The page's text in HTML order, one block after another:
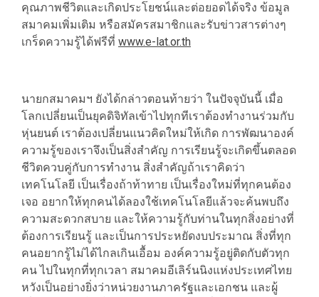
คุณภาพชีวิตและเกิดประโยชน์และต่อยอดได้จริง ข้อมูล
สมาคมเพิ่มเติม หรือสมัครสมาชิกและรับข่าวสารต่างๆ
เกร็ดความรู้ได้ฟรีที่ www.e-lat.or.th
นายกสมาคมฯ ยังได้กล่าวตอนท้ายว่า ในปัจจุบันนี้ เมื่อ
โลกเปลี่ยนเป็นยุคดิจิทัลเข้าไปทุกทีเราต้องทำงานร่วมกับ
หุ่นยนต์ เราต้องเปลี่ยนแนวคิดใหม่ให้เกิด การพัฒนาองค์
ความรู้ของเราจึงเป็นสิ่งสำคัญ การเรียนรู้จะเกิดขึ้นตลอด
ชีวิตควบคู่กับการทำงาน สิ่งสำคัญถ้าเราคิดว่า
เทคโนโลยี เป็นเรื่องถ้าท้าทาย เป็นเรื่องใหม่ที่ทุกคนต้อง
เจอ อยากให้ทุกคนได้ลองใช้เทคโนโลยีแล้วจะค้นพบถึง
ความสะดวกสบาย และให้ความรู้กับท่านในทุกสิ่งอย่างที่
ต้องการเรียนรู้ และเป็นการประหยัดงบประมาณ สิ่งที่ทุก
คนอยากรู้ไม่ได้ไกลเกินเอื้อม องค์ความรู้อยู่ติดกับตัวทุก
คน ไปในทุกที่ทุกเวลา สมาคมอีเลิร์นนิงแห่งประเทศไทย
หวังเป็นอย่างยิ่งว่าหน่วยงานภาครัฐและเอกชน และผู้